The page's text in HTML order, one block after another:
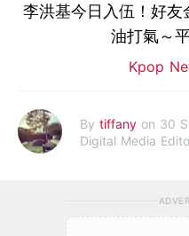
李洪基今日入伍！好
油打氣～
Kpop
By tiffany on 30
Digital Media